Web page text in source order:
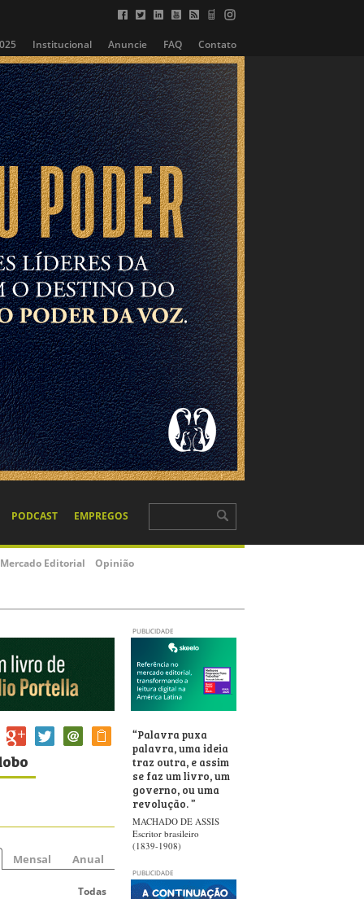
Institucional Anuncie FAQ Contato
PODCAST EMPREGOS
Mercado Editorial Opinião
PUBLICIDADE
Mensal Anual
Todas
“Palavra puxa
palavra, uma ideia
traz outra, e assim
se faz um livro, um
governo, ou uma
revolução.”
MACHADO DE ASSIS
Escritor brasileiro
(1839-1908)
PUBLICIDADE